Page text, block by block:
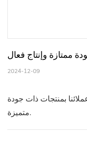
ممتازة وإنتاج فعال
2024-12-09
بمنتجات ذات جودة
متميزة.